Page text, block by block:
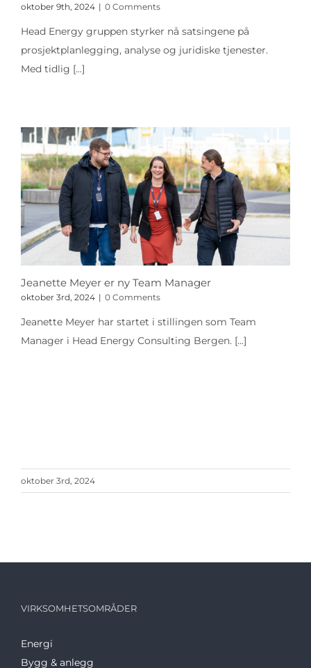
oktober 9th, 2024 | 0 Comments
Head Energy gruppen styrker nå satsingene på
prosjektplanlegging, analyse og juridiske tjenester.
Med tidlig [...]
Jeanette Meyer er ny Team Manager
oktober 3rd, 2024 | 0 Comments
Jeanette Meyer har startet i stillingen som Team
Manager i Head Energy Consulting Bergen. [...]
oktober 3rd, 2024
VIRKSOMHETSOMRÅDER
Energi
Bygg & anlegg